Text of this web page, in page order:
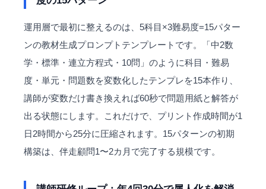
運用層で最初に整えるのは、5科目×3難易度=15パター
ンの教材生成プロンプトテンプレートです。「中2数
学・標準・連立方程式・10問」のように科目・難易
度・単元・問題数を変数化したテンプレを15本作り、
講師が変数だけ書き換えれば60秒で問題用紙と解答が
出る状態にします。これだけで、プリント作成時間が1
日2時間から25分に圧縮されます。15パターンの初期
構築は、伴走顧問1〜2カ月で完了する規模です。